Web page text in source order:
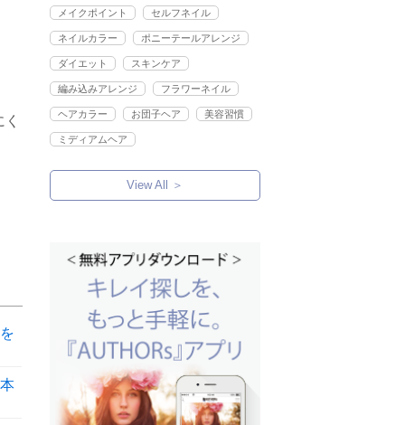
メイクポイント セルフネイル
ネイルカラー ポニーテールアレンジ
ダイエット スキンケア
編み込みアレンジ フラワーネイル
ヘアカラー お団子ヘア 美容習慣
ミディアムヘア
View All ＞